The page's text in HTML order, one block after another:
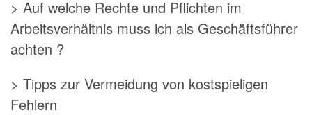
> Auf welche Rechte und Pflichten im
Arbeitsverhältnis muss ich als Geschäftsführer
achten ?
> Tipps zur Vermeidung von kostspieligen
Fehlern